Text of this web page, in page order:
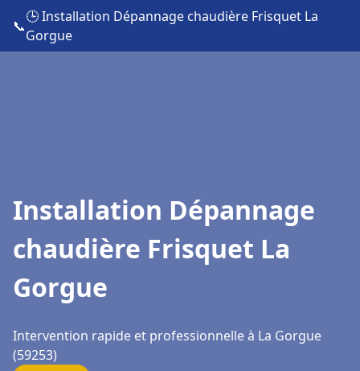
📞
🕒 Installation Dépannage chaudière Frisquet La
Gorgue
Installation Dépannage
chaudière Frisquet La
Gorgue
Intervention rapide et professionnelle à La Gorgue
(59253)